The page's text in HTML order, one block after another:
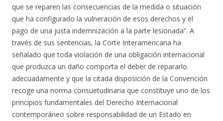
que se reparen las consecuencias de la medida o situación
que ha configurado la vulneración de esos derechos y el
pago de una justa indemnización a la parte lesionada”. A
través de sus sentencias, la Corte Interamericana ha
señalado que toda violación de una obligación internacional
que produzca un daño comporta el deber de repararlo
adecuadamente y que la citada disposición de la Convención
recoge una norma consuetudinaria que constituye uno de los
principios fundamentales del Derecho Internacional
contemporáneo sobre responsabilidad de un Estado en